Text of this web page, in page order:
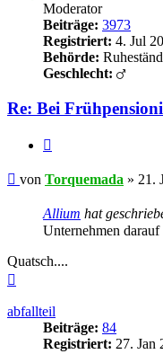
Moderator
Beiträge: 3973
Registriert: 4. Jul
Behörde:
Geschlecht:
Re: Bei
Beitrag
von Torquemada » 21.
Allium hat
Unternehmen darauf
Quatsch....
abfallteil
Beiträge: 84
Registriert: 27. Jan